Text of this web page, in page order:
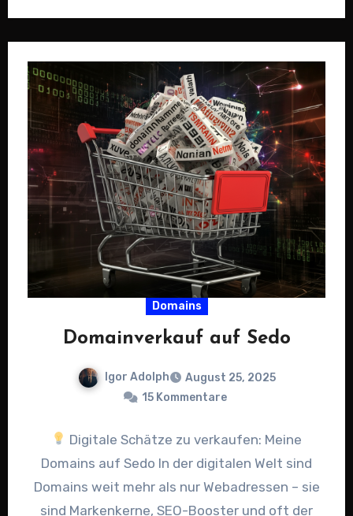
Domains
Domainverkauf auf Sedo
Igor Adolph
August 25, 2025
15 Kommentare
Digitale Schätze zu verkaufen: Meine
Domains auf Sedo In der digitalen Welt sind
Domains weit mehr als nur Webadressen – sie
sind Markenkerne, SEO-Booster und oft der